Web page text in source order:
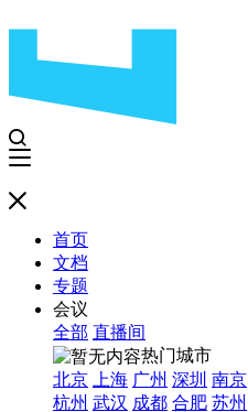
首页
文档
专题
会议
全部 直播间
热门城市
北京
上海 广州 深圳 南京
杭州 武汉 成都 合肥 苏州